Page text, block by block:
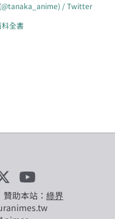
(@tanaka_anime) / Twitter
全書
贊助本站： 綠界